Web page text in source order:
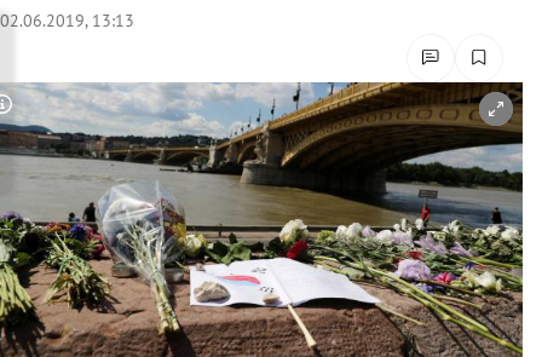
Untermenü
Untermenü
Untermenü
Untermenü
02.06.2019, 13:13
Copyright-Hinweis öffnen/schließen